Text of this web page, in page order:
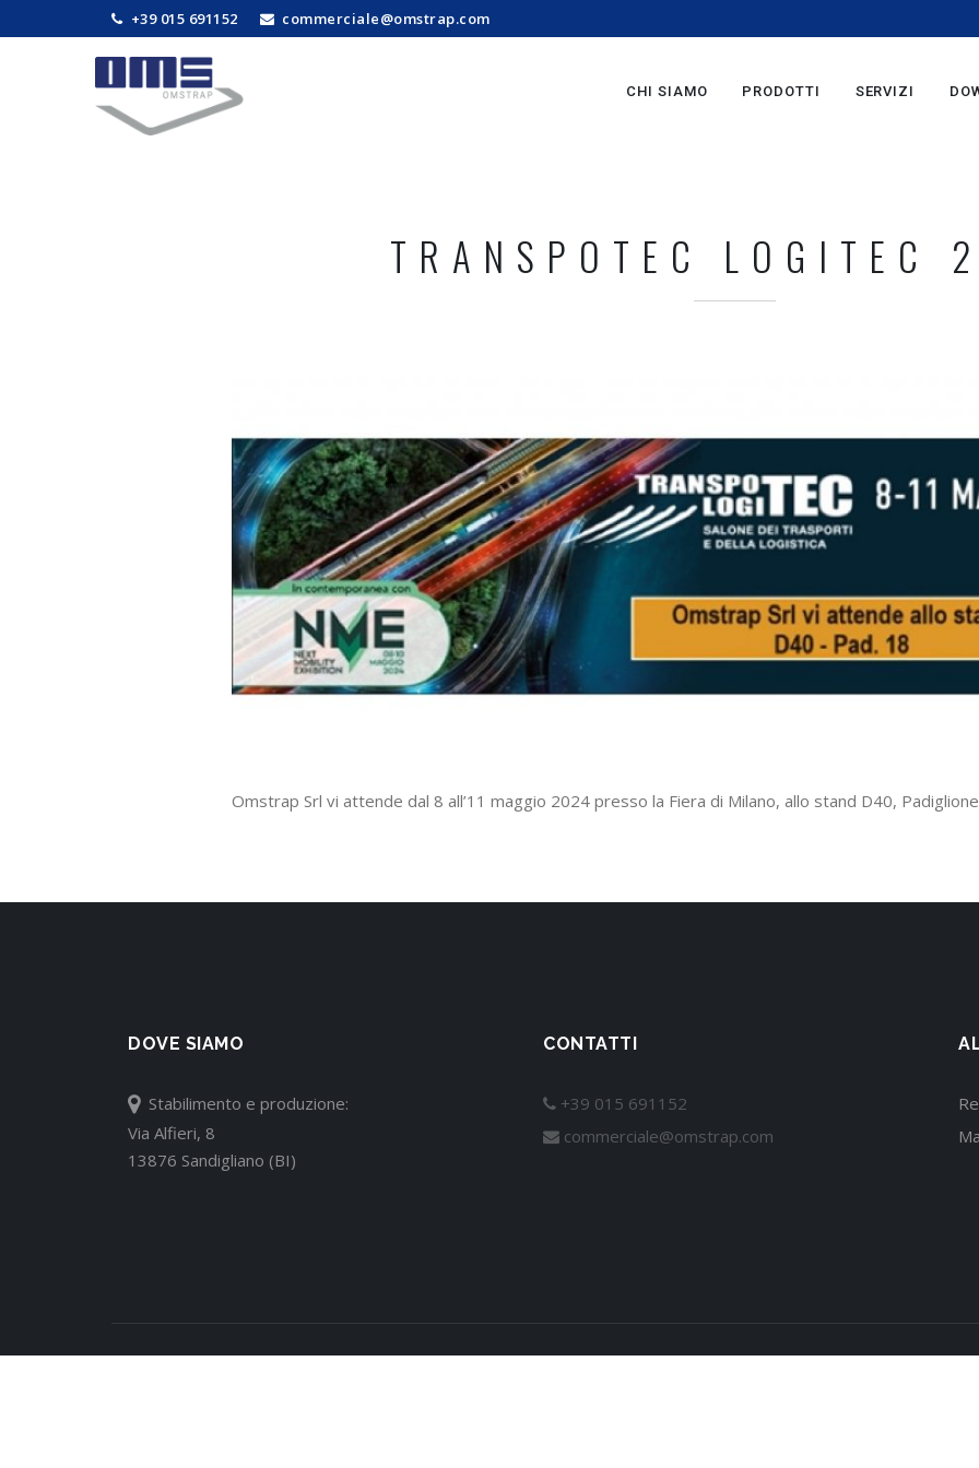
+39 015 691152 commerciale@omstrap.com
CHI SIAMO PRODOTTI SERVIZI
TRANSPOTEC LOGITEC
Omstrap Srl vi attende dal 8 all’11 maggio 2024 presso la Fiera di Milano, allo stand D40,
DOVE SIAMO
Stabilimento e produzione:
Via Alfieri, 8
13876 Sandigliano (BI)
CONTATTI
+39 015 691152
commerciale@omstrap.com